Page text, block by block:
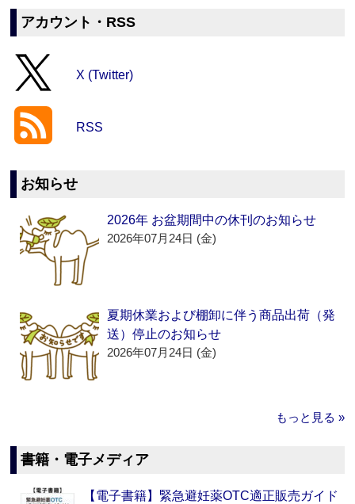
アカウント・RSS
X (Twitter)
RSS
お知らせ
2026年 お盆期間中の休刊のお知らせ
2026年07月24日 (金)
夏期休業および棚卸に伴う商品出荷（発
送）停止のお知らせ
2026年07月24日 (金)
もっと見る »
書籍・電子メディア
【電子書籍】緊急避妊薬OTC適正販売ガイド